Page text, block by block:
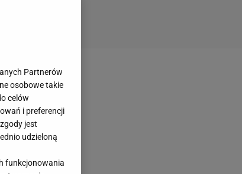
Partnerów
osobowe takie
celów
i preferencji
jest
udzieloną
funkcjonowania